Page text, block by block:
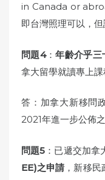
in Canada or
即台灣照理可以，但
問題4：年齡介乎三
拿大留學就讀專上
答：加拿大新移問
2021年進一步公佈之
問題5 ：已遞交加拿
EE)之申請 ，新移